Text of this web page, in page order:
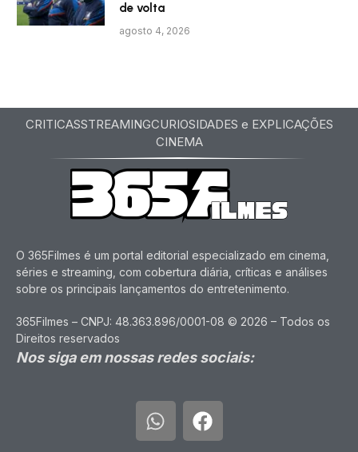
de volta
agosto 4, 2026
CRITICASSTREAMINGCURIOSIDADES e EXPLICAÇÕES
CINEMA
O 365Filmes é um portal editorial especializado em cinema,
séries e streaming, com cobertura diária, críticas e análises
sobre os principais lançamentos do entretenimento.
365Filmes – CNPJ: 48.363.896/0001-08 © 2026 – Todos os
Direitos reservados
Nos siga em nossas redes sociais: